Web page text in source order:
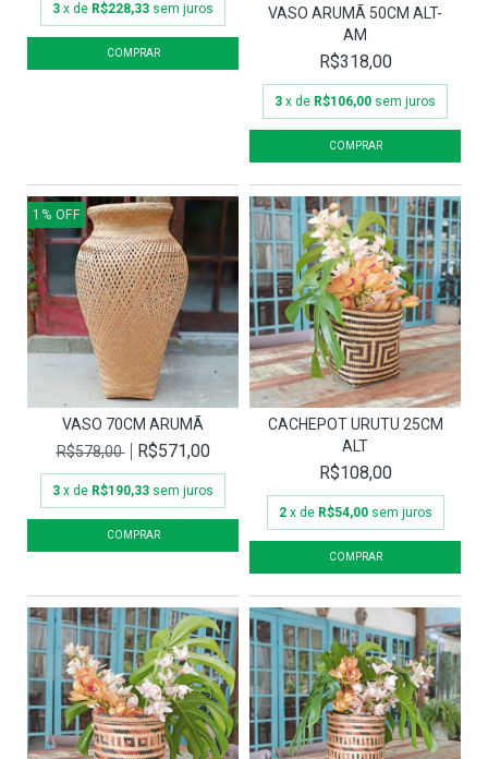
3 x de R$228,33 sem juros
VASO ARUMÃ 50CM ALT-
AM
R$318,00
3 x de R$106,00 sem juros
1 % OFF
VASO 70CM ARUMÃ
R$578,00
R$571,00
3 x de R$190,33 sem juros
CACHEPOT URUTU 25CM
ALT
R$108,00
2 x de R$54,00 sem juros